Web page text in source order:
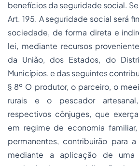
benefícios da seguridade social.
Art. 195. A seguridade social será
sociedade, de forma direta e
lei, mediante recursos
da União, dos Estados, do
Municípios, e das seguintes
§ 8º O produtor, o parceiro, o
rurais e o pescador
respectivos cônjuges, que
em regime de economia
permanentes, contribuirão para
mediante a aplicação de